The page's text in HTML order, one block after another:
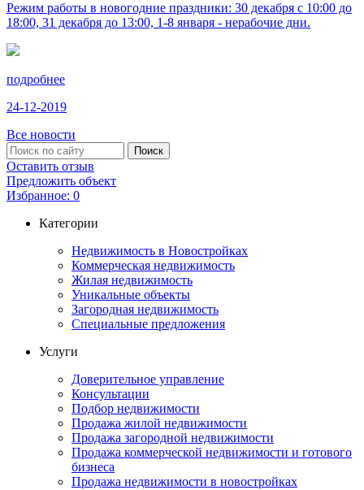
Режим работы в новогодние праздники: 30 декабря с 10:00 до
18:00, 31 декабря до 13:00, 1-8 января - нерабочие дни.
подробнее
24-12-2019
Все новости
Оставить отзыв
Предложить объект
Избранное: 0
Категории
Недвижимость в Новостройках
Коммерческая недвижимость
Жилая недвижимость
Уникальные объекты
Загородная недвижимость
Специальные предложения
Услуги
Доверительное управление
Консультации
Подбор недвижимости
Продажа жилой недвижимости
Продажа загородной недвижимости
Продажа коммерческой недвижимости и готового
бизнеса
Продажа недвижимости в новостройках